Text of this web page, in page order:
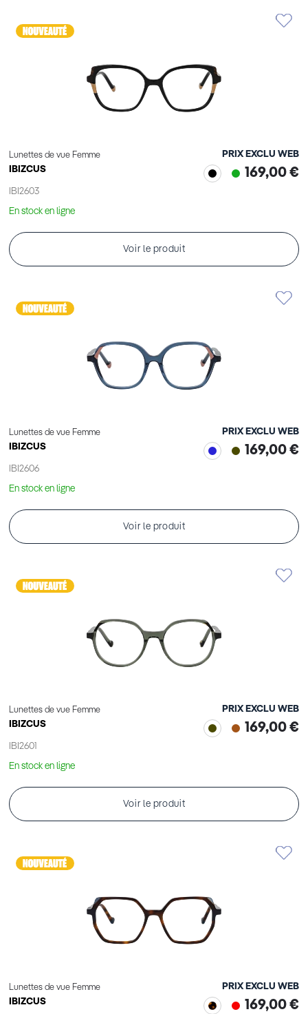
Lunettes de vue Femme
IBIZCUS
IBI2603
PRIX EXCLU WEB
169,00 €
En stock en ligne
Voir le produit
Lunettes de vue Femme
IBIZCUS
IBI2606
PRIX EXCLU WEB
169,00 €
En stock en ligne
Voir le produit
Lunettes de vue Femme
IBIZCUS
IBI2601
PRIX EXCLU WEB
169,00 €
En stock en ligne
Voir le produit
Lunettes de vue Femme
IBIZCUS
PRIX EXCLU WEB
169,00 €